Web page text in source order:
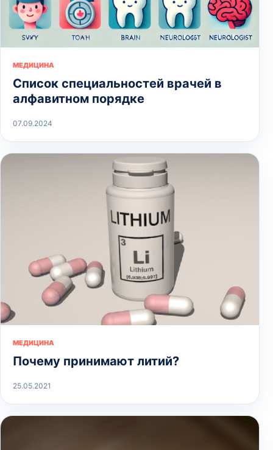
МЕДИЦИНА
Список специальностей врачей в
алфавитном порядке
07.09.2024
МЕДИЦИНА
Почему принимают литий?
25.05.2021